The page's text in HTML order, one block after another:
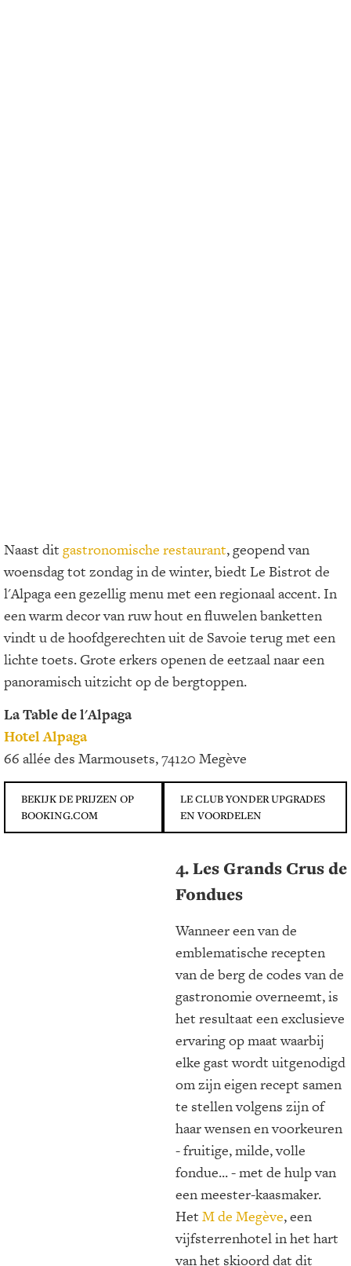
Naast dit gastronomische restaurant, geopend van
woensdag tot zondag in de winter, biedt Le Bistrot de
l'Alpaga een gezellig menu met een regionaal accent. In
een warm decor van ruw hout en fluwelen banketten
vindt u de hoofdgerechten uit de Savoie terug met een
lichte toets. Grote erkers openen de eetzaal naar een
panoramisch uitzicht op de bergtoppen.
La Table de l'Alpaga
Hotel Alpaga
66 allée des Marmousets, 74120 Megève
BEKIJK DE PRIJZEN OP
BOOKING.COM
LE CLUB YONDER UPGRADES
EN VOORDELEN
4. Les Grands Crus de
Fondues
Wanneer een van de
emblematische recepten
van de berg de codes van de
gastronomie overneemt, is
het resultaat een exclusieve
ervaring op maat waarbij
elke gast wordt uitgenodigd
om zijn eigen recept samen
te stellen volgens zijn of
haar wensen en voorkeuren
- fruitige, milde, volle
fondue... - met de hulp van
een meester-kaasmaker.
Het M de Megève, een
vijfsterrenhotel in het hart
van het skioord dat dit